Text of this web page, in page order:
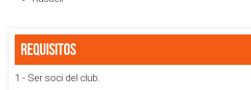
Requisitos
1 - Ser soci del club.